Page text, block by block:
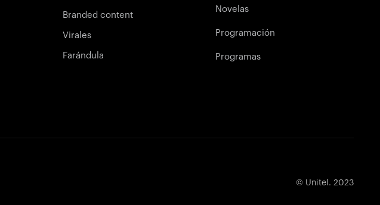
Branded content
Virales
Farándula
Novelas
Programación
Programas
© Unitel. 2023